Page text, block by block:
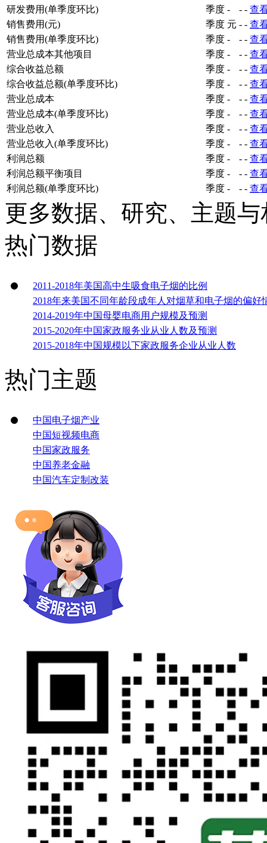
研发费用(单季度环比)
季度 - - - 查
销售费用(元)
季度 元 - - 查
销售费用(单季度环比)
季度 - - - 查
营业总成本其他项目
季度 - - - 查
综合收益总额
季度 - - - 查
综合收益总额(单季度环比)
季度 - - - 查
营业总成本
季度 - - - 查
营业总成本(单季度环比)
季度 - - - 查
营业总收入
季度 - - - 查
营业总收入(单季度环比)
季度 - - - 查
利润总额
季度 - - - 查
利润总额平衡项目
季度 - - - 查
利润总额(单季度环比)
季度 - - - 查
更多数据、研究、主题
热门数据
2011-2018年美国高中生吸食电子烟的比例
2018年来美国不同年龄段成年人对烟草和电子烟的偏好
2014-2019年中国母婴电商用户规模及预测
2015-2020年中国家政服务业从业人数及预测
2015-2018年中国规模以下家政服务企业从业人数
热门主题
中国电子烟产业
中国短视频电商
中国家政服务
中国养老金融
中国汽车定制改装